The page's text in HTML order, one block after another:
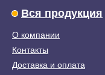
Вся продукция
О компании
Контакты
Доставка и оплата